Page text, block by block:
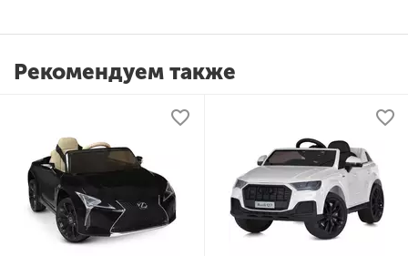
Рекомендуем также